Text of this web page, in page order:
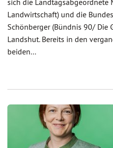
sich die Landtagsabgeordnete
Landwirtschaft) und die
Schönberger (Bündnis 90/ Die
Landshut. Bereits in den
beiden…